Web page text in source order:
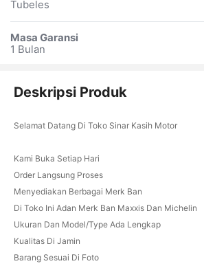
Tubeles
Masa Garansi
1 Bulan
Deskripsi Produk
Selamat Datang Di Toko Sinar Kasih Motor
Kami Buka Setiap Hari
Order Langsung Proses
Menyediakan Berbagai Merk Ban
Di Toko Ini Adan Merk Ban Maxxis Dan Michelin
Ukuran Dan Model/Type Ada Lengkap
Kualitas Di Jamin
Barang Sesuai Di Foto